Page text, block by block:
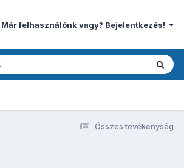
Már felhasználónk vagy? Bejelentkezés!
Összes tevékenység